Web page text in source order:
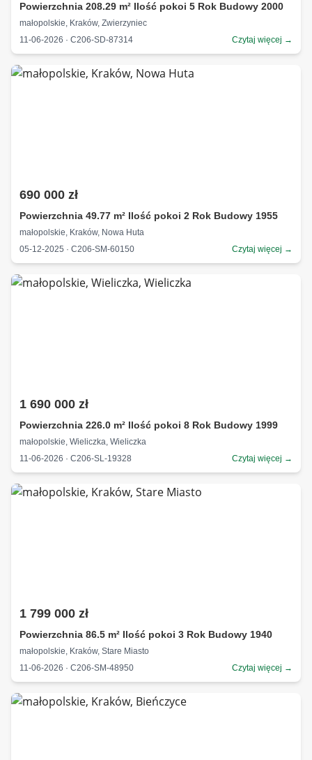
Powierzchnia 208.29 m² Ilość pokoi 5 Rok Budowy 2000
małopolskie, Kraków, Zwierzyniec
11-06-2026 · C206-SD-87314
Czytaj więcej →
690 000 zł
Powierzchnia 49.77 m² Ilość pokoi 2 Rok Budowy 1955
małopolskie, Kraków, Nowa Huta
05-12-2025 · C206-SM-60150
Czytaj więcej →
1 690 000 zł
Powierzchnia 226.0 m² Ilość pokoi 8 Rok Budowy 1999
małopolskie, Wieliczka, Wieliczka
11-06-2026 · C206-SL-19328
Czytaj więcej →
1 799 000 zł
Powierzchnia 86.5 m² Ilość pokoi 3 Rok Budowy 1940
małopolskie, Kraków, Stare Miasto
11-06-2026 · C206-SM-48950
Czytaj więcej →